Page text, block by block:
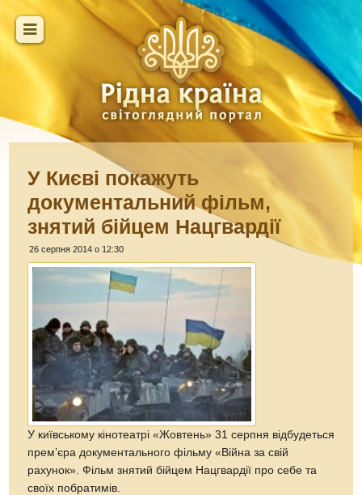
У Києві покажуть
документальний фільм,
знятий бійцем Нацгвардії
26 серпня 2014 о 12:30
У київському кінотеатрі «Жовтень» 31 серпня відбудеться
прем’єра документального фільму «Війна за свій
рахунок». Фільм знятий бійцем Нацгвардії про себе та
своїх побратимів.